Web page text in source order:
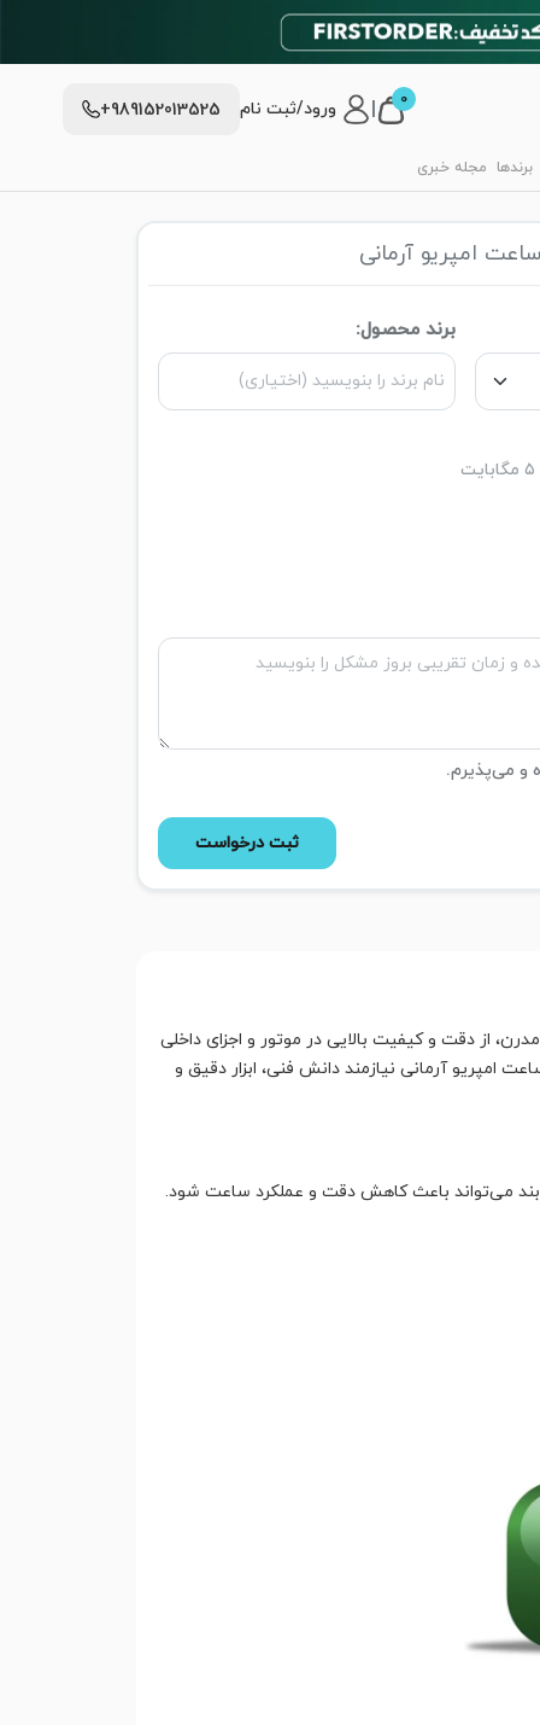
0 ورود/ثبت نام +989152013525
برندها مجله خبری
امپریو آرمانی
برند محصول:
و می‌پذیرم.
ثبت درخواست
از دقت و کیفیت بالایی در موتور و اجزای داخلی
امپریو آرمانی نیازمند دانش فنی، ابزار دقیق و
می‌تواند باعث کاهش دقت و عملکرد ساعت شود.